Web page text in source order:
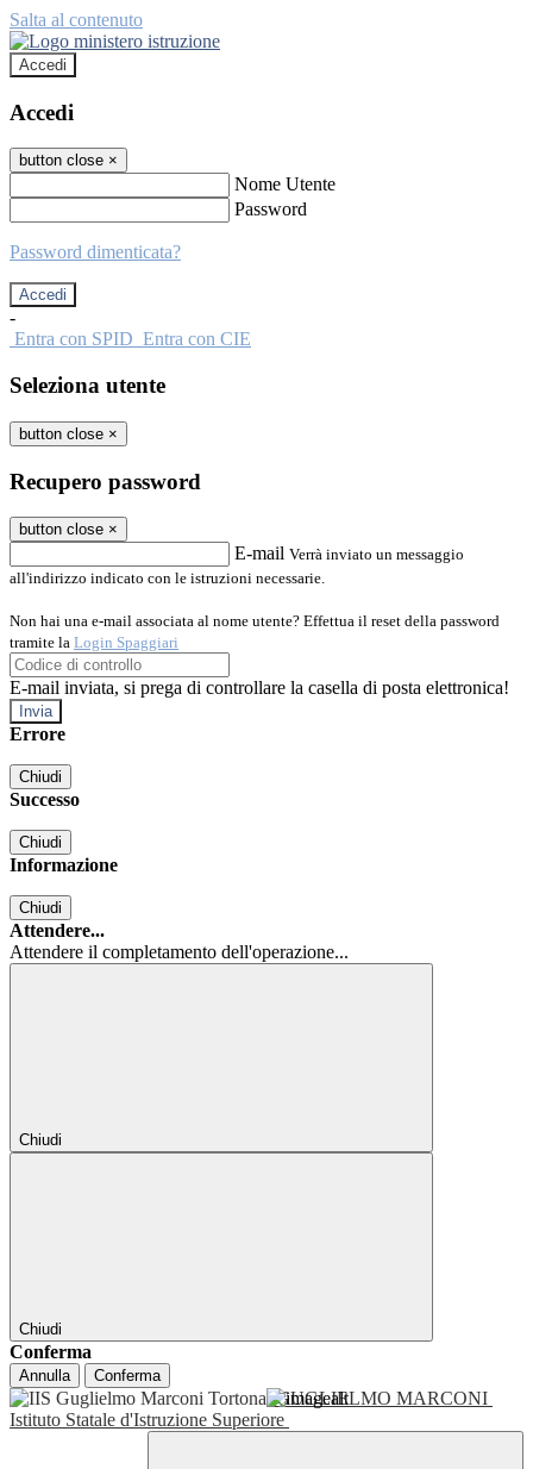
Salta al contenuto
Accedi
Accedi
button close ×
Nome Utente
Password
Password dimenticata?
-
Entra con SPID Entra con CIE
Seleziona utente
button close ×
Recupero password
button close ×
E-mail Verrà inviato un messaggio
all'indirizzo indicato con le istruzioni necessarie.
Non hai una e-mail associata al nome utente? Effettua il reset della password
tramite la Login Spaggiari
E-mail inviata, si prega di controllare la casella di posta elettronica!
Errore
Chiudi
Successo
Chiudi
Informazione
Chiudi
Attendere...
Attendere il completamento dell'operazione...
Chiudi
Chiudi
Conferma
Annulla Conferma
GUGLIELMO MARCONI
Istituto Statale d'Istruzione Superiore